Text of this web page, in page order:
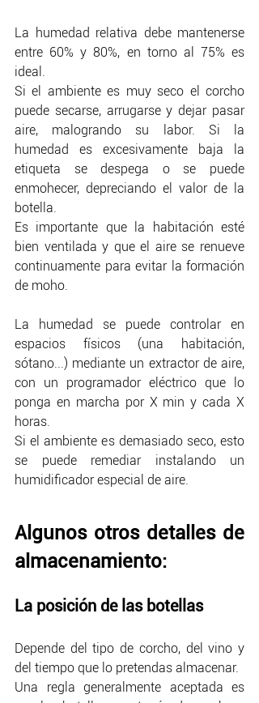
La humedad relativa debe mantenerse
entre 60% y 80%, en torno al 75% es
ideal.
Si el ambiente es muy seco el corcho
puede secarse, arrugarse y dejar pasar
aire, malogrando su labor. Si la
humedad es excesivamente baja la
etiqueta se despega o se puede
enmohecer, depreciando el valor de la
botella.
Es importante que la habitación esté
bien ventilada y que el aire se renueve
continuamente para evitar la formación
de moho.
La humedad se puede controlar en
espacios físicos (una habitación,
sótano...) mediante un extractor de aire,
con un programador eléctrico que lo
ponga en marcha por X min y cada X
horas.
Si el ambiente es demasiado seco, esto
se puede remediar instalando un
humidificador especial de aire.
Algunos otros detalles de
almacenamiento:
La posición de las botellas
Depende del tipo de corcho, del vino y
del tiempo que lo pretendas almacenar.
Una regla generalmente aceptada es